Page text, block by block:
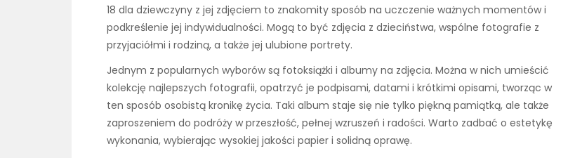
18 dla dziewczyny z jej zdjęciem to znakomity sposób na uczczenie ważnych momentów i
podkreślenie jej indywidualności. Mogą to być zdjęcia z dzieciństwa, wspólne fotografie z
przyjaciółmi i rodziną, a także jej ulubione portrety.
Jednym z popularnych wyborów są fotoksiążki i albumy na zdjęcia. Można w nich umieścić
kolekcję najlepszych fotografii, opatrzyć je podpisami, datami i krótkimi opisami, tworząc w
ten sposób osobistą kronikę życia. Taki album staje się nie tylko piękną pamiątką, ale także
zaproszeniem do podróży w przeszłość, pełnej wzruszeń i radości. Warto zadbać o estetykę
wykonania, wybierając wysokiej jakości papier i solidną oprawę.